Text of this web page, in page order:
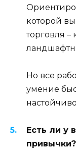
которой вы
торговля
Но все
умение
Есть ли у
привычки?